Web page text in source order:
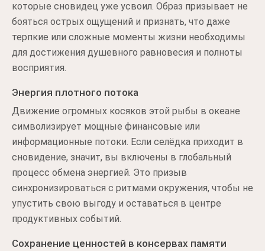
которые сновидец уже усвоил. Образ призывает не
бояться острых ощущений и признать, что даже
терпкие или сложные моменты жизни необходимы
для достижения душевного равновесия и полноты
восприятия.
Энергия плотного потока
Движение огромных косяков этой рыбы в океане
символизирует мощные финансовые или
информационные потоки. Если селёдка приходит в
сновидение, значит, вы включены в глобальный
процесс обмена энергией. Это призыв
синхронизироваться с ритмами окружения, чтобы не
упустить свою выгоду и оставаться в центре
продуктивных событий.
Сохранение ценностей в консервах памяти